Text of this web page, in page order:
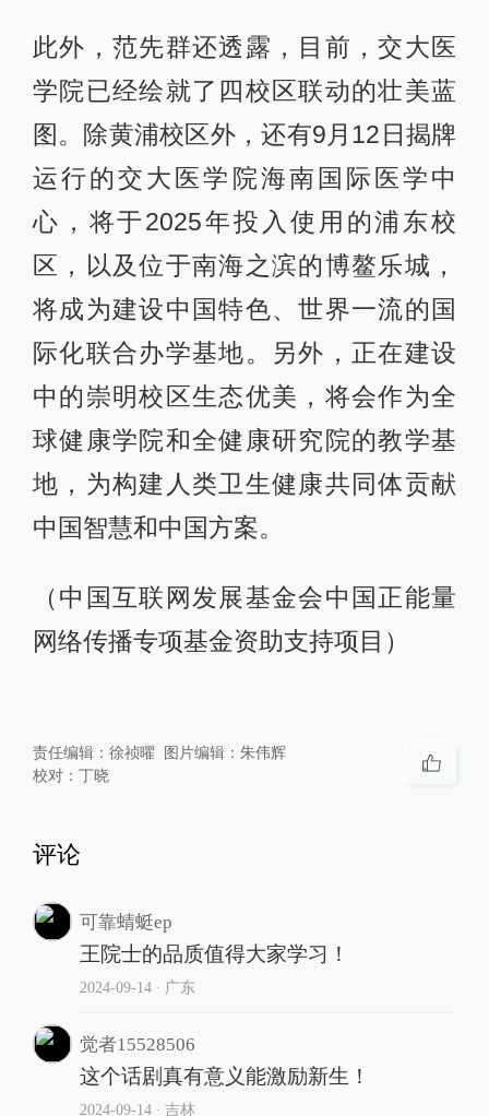
此外，范先群还透露，目前，交大医
学院已经绘就了四校区联动的壮美蓝
图。除黄浦校区外，还有9月12日揭牌
运行的交大医学院海南国际医学中
心，将于2025年投入使用的浦东校
区，以及位于南海之滨的博鳌乐城，
将成为建设中国特色、世界一流的国
际化联合办学基地。另外，正在建设
中的崇明校区生态优美，将会作为全
球健康学院和全健康研究院的教学基
地，为构建人类卫生健康共同体贡献
中国智慧和中国方案。
（中国互联网发展基金会中国正能量
网络传播专项基金资助支持项目）
责任编辑： 徐祯曜 图片编辑： 朱伟辉
校对： 丁晓
评论
可靠蜻蜓ep
王院士的品质值得大家学习！
2024-09-14∙ 广东
觉者15528506
这个话剧真有意义能激励新生！
2024-09-14∙ 吉林